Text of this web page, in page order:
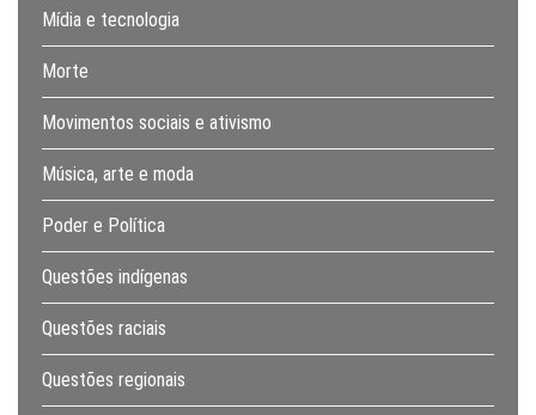
Mídia e tecnologia
Morte
Movimentos sociais e ativismo
Música, arte e moda
Poder e Política
Questões indígenas
Questões raciais
Questões regionais